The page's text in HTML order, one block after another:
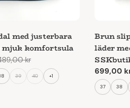
med justerbara
mjuk komfortsula
kr
39 40 +1
Brun
läder
Ordinarie
pris
699,00
37 38